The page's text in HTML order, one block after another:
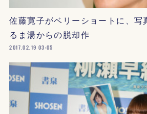
佐藤寛子がベリーショートに、写
るま湯からの脱却作
2017.02.19 03:05